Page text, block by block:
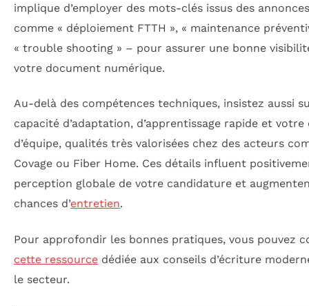
implique d’employer des mots-clés issus des
comme « déploiement FTTH », « maintenance
« trouble shooting » – pour assurer une bonne
votre document numérique.
Au-delà des compétences techniques, insistez aussi
capacité d’adaptation, d’apprentissage rapide et votre
d’équipe, qualités très valorisées chez des acteurs
Covage ou Fiber Home. Ces détails influent
perception globale de votre candidature et
chances d’entretien.
Pour approfondir les bonnes pratiques, vous pouvez
cette ressource dédiée aux conseils d’écriture
le secteur.